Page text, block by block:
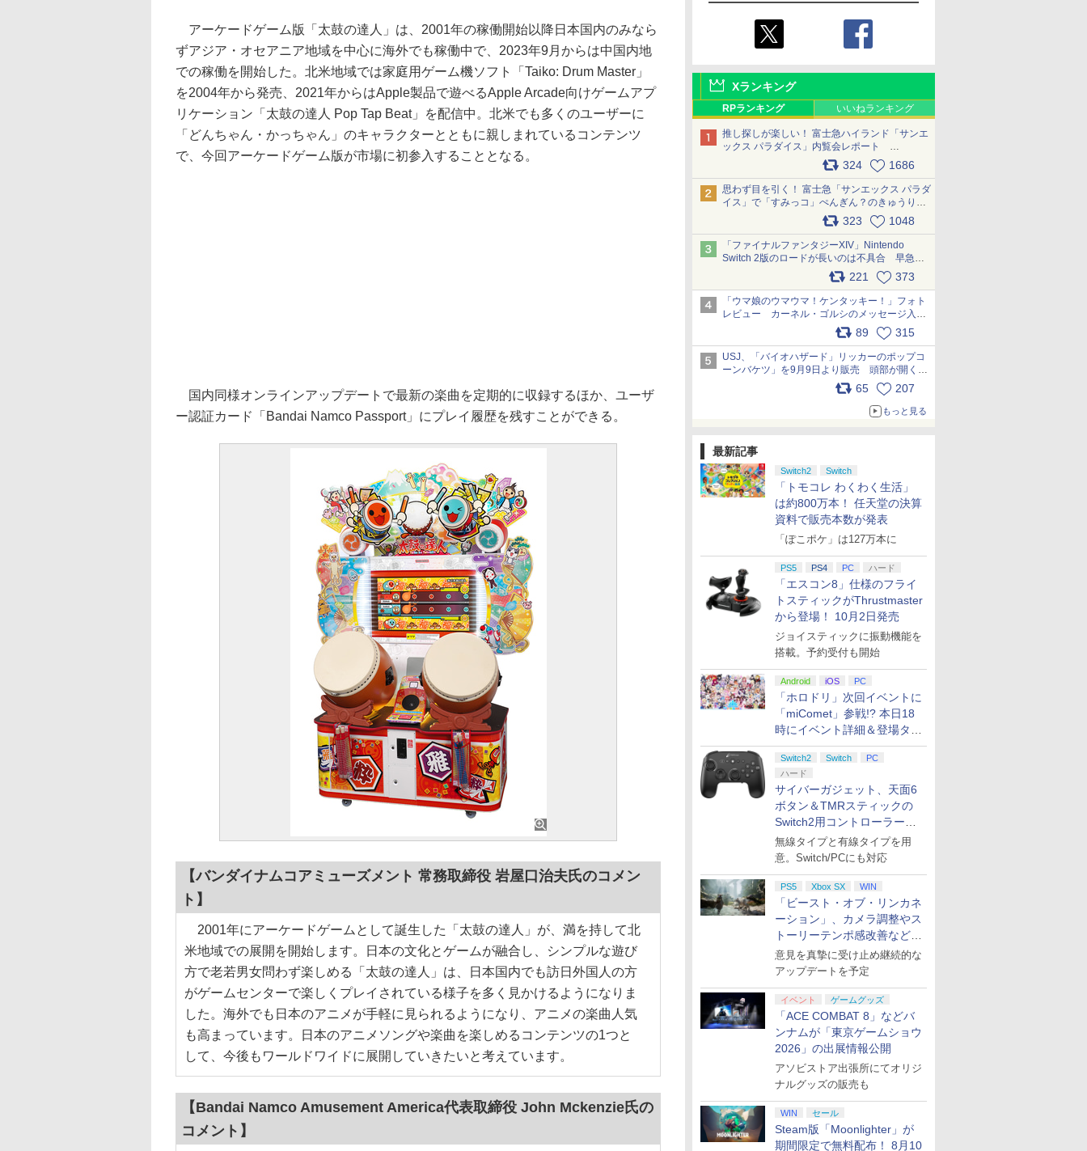
Xランキング
RPランキング いいねランキング
推し探しが楽しい！ 富士急ハイランド「サンエ
ックス パラダイス」内覧会レポート
324 1686
思わず目を引く！ 富士急「サンエックス パラダ
イス」で「すみっコ」ぺんぎん？のきゅうりド
ッグを食べてみた イラストそのままのメニュ
ー化に挑戦。これが意外にもおいしい
pic.x.com/Kgl04hZaeg
323 1048
「ファイナルファンタジーXIV」Nintendo
Switch 2版のロードが長いのは不具合 早急に
アップデートできるよう対応中221 373
「ウマ娘のウマウマ！ケンタッキー！」フォト
レビュー カーネル・ゴルシのメッセージ入り
パッケージや描き下ろしトレカなどが登場
89 315
USJ、「バイオハザード」リッカーのポップコ
ーンバケツ」を9月9日より販売 頭部が開く仕
組み。味は恐怖を堪のう「味噌フレーバー」
65 207
もっと見る
最新記事
Switch2 Switch
「トモコレ わくわく生活」
は約800万本！ 任天堂の決算
資料で販売本数が発表
「ぽこポケ」は127万本に
PS5 PS4 PC ハード
「エスコン8」仕様のフライ
トスティックがThrustmaster
から登場！ 10月2日発売
ジョイスティックに振動機能を
搭載。予約受付も開始
Android iOS PC
「ホロドリ」次回イベントに
「miComet」参戦!? 本日18
時にイベント詳細＆登場タレ
ント公開
Switch2 Switch
PC
ハード
サイバーガジェット、天面6
ボタン＆TMRスティックの
Switch2用コントローラーを9
月下旬発売！
無線タイプと有線タイプを用
意。Switch/PCにも対応
PS5 Xbox SX WIN
「ビースト・オブ・リンカネ
ーション」、カメラ調整やス
トーリーテンポ感改善などの
アプデを1週間以内に実施
意見を真摯に受け止め継続的な
アップデートを予定
イベント ゲームグッズ
「ACE COMBAT 8」などバ
ンナムが「東京ゲームショウ
2026」の出展情報公開
アソビストア出張所にてオリジ
ナルグッズの販売も
WIN セール
Steam版「Moonlighter」が
期間限定で無料配布！ 8月10
アーケードゲーム版「太鼓の達人」は、2001年の稼働開始以降日本国内のみなら
ずアジア・オセアニア地域を中心に海外でも稼働中で、2023年9月からは中国内地
での稼働を開始した。北米地域では家庭用ゲーム機ソフト「Taiko: Drum Master」
を2004年から発売、2021年からはApple製品で遊べるApple Arcade向けゲームアプ
リケーション「太鼓の達人 Pop Tap Beat」を配信中。北米でも多くのユーザーに
「どんちゃん・かっちゃん」のキャラクターとともに親しまれているコンテンツ
で、今回アーケードゲーム版が市場に初参入することとなる。
国内同様オンラインアップデートで最新の楽曲を定期的に収録するほか、ユーザ
ー認証カード「Bandai Namco Passport」にプレイ履歴を残すことができる。
【バンダイナムコアミューズメント 常務取締役 岩屋口治夫氏のコメン
ト】
2001年にアーケードゲームとして誕生した「太鼓の達人」が、満を持して北
米地域での展開を開始します。日本の文化とゲームが融合し、シンプルな遊び
方で老若男女問わず楽しめる「太鼓の達人」は、日本国内でも訪日外国人の方
がゲームセンターで楽しくプレイされている様子を多く見かけるようになりま
した。海外でも日本のアニメが手軽に見られるようになり、アニメの楽曲人気
も高まっています。日本のアニメソングや楽曲を楽しめるコンテンツの1つと
して、今後もワールドワイドに展開していきたいと考えています。
【Bandai Namco Amusement America代表取締役 John Mckenzie氏の
コメント】